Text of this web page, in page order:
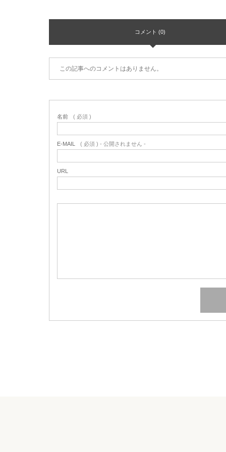
コメント (0)
この記事へのコメントはありません。
名前 ( 必須 )
E-MAIL ( 必須 ) - 公開されません -
URL